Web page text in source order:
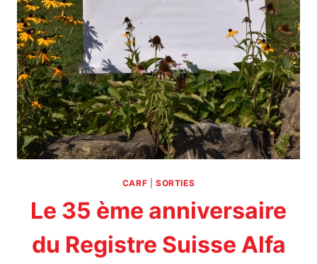
CARF SORTIES
Le 35 ème anniversaire
du Registre Suisse Alfa